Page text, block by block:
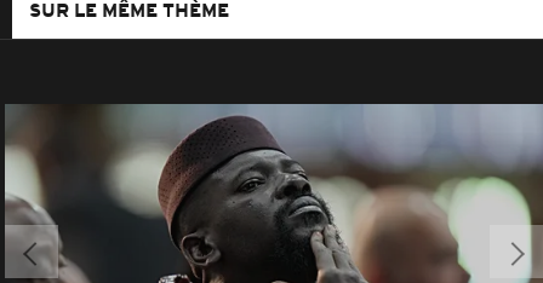
SUR LE MÊME THÈME